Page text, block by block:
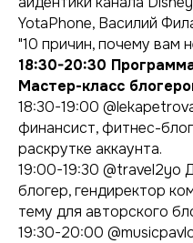
YotaPhone, Василий
"10 причин, почему вам
18:30-20:30
Мастер-класс
18:30-19:00
финансист, фитнес-
раскрутке аккаунта.
19:00-19:30 @travel2yo
блогер, гендиректор
тему для авторского
19:30-20:00